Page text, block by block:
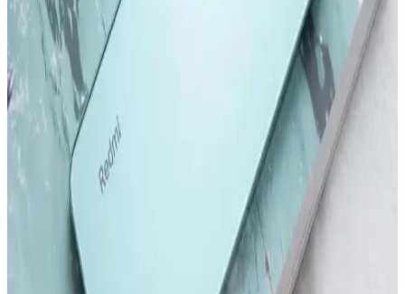
Samsung Galaxy S24 ve S24 Ultra modellerinin tasarım, ekran,
kamera ve performans özelliklerini karşılaştırıyoruz. Güncellemeler
ve kullanıcı deneyimleriyle ilgili önemli bilgiler içerir.
Redmi Note 11 Pro ve Redmi Note 12 Pro
Karşılaştırması: Özellikler ve Farklar
Redmi Note 11 Pro ve Redmi Note 12 Pro modellerinin tasarım,
performans, kamera ve batarya özelliklerini karşılaştırıyoruz. Hangi
modelin ihtiyaçlarınıza uygun olduğunu belirlemenize yardımcı olur.
Samsung'un İlk Akıllı Telefonu ve Teknolojideki
Gelişimi Üzerine Detaylı İnceleme
Samsung'un ilk akıllı telefonu hakkında bilgi olmamakla birlikte,
markanın teknoloji yolculuğu ve Galaxy serisinin gelişimi öne